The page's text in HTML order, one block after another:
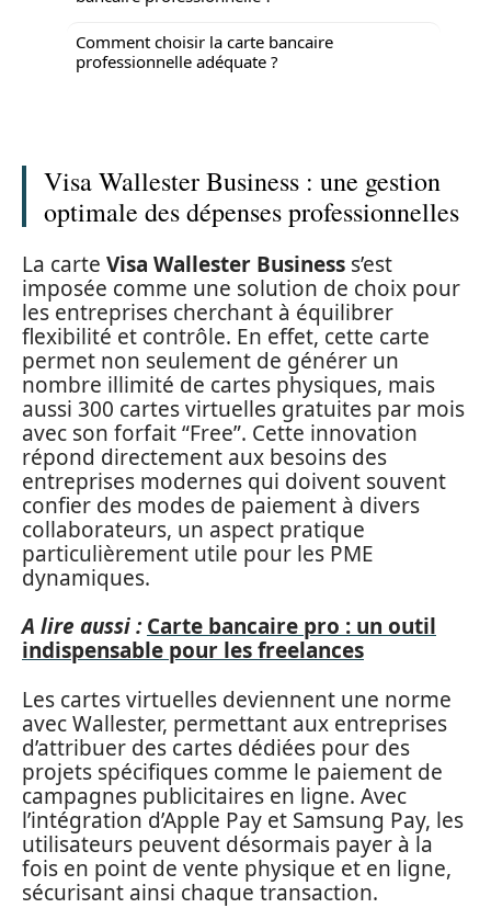
Comment choisir la carte bancaire
professionnelle adéquate ?
Visa Wallester Business : une gestion
optimale des dépenses professionnelles
La carte Visa Wallester Business s’est
imposée comme une solution de choix pour
les entreprises cherchant à équilibrer
flexibilité et contrôle. En effet, cette carte
permet non seulement de générer un
nombre illimité de cartes physiques, mais
aussi 300 cartes virtuelles gratuites par mois
avec son forfait “Free”. Cette innovation
répond directement aux besoins des
entreprises modernes qui doivent souvent
confier des modes de paiement à divers
collaborateurs, un aspect pratique
particulièrement utile pour les PME
dynamiques.
A lire aussi : Carte bancaire pro : un outil
indispensable pour les freelances
Les cartes virtuelles deviennent une norme
avec Wallester, permettant aux entreprises
d’attribuer des cartes dédiées pour des
projets spécifiques comme le paiement de
campagnes publicitaires en ligne. Avec
l’intégration d’Apple Pay et Samsung Pay, les
utilisateurs peuvent désormais payer à la
fois en point de vente physique et en ligne,
sécurisant ainsi chaque transaction.